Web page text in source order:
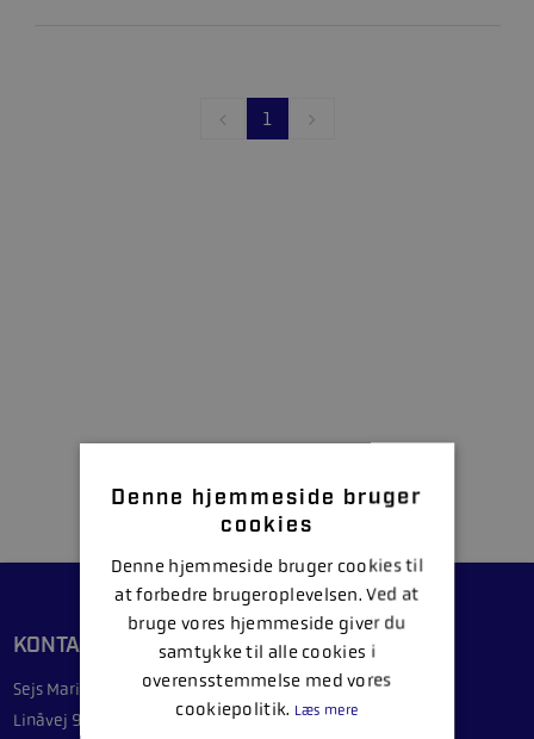
1
KONTAKT
Sejs Marinecenter ApS
Linåvej 9G
Denne hjemmeside bruger
cookies
Denne hjemmeside bruger cookies til
at forbedre brugeroplevelsen. Ved at
bruge vores hjemmeside giver du
samtykke til alle cookies i
overensstemmelse med vores
cookiepolitik. Læs mere